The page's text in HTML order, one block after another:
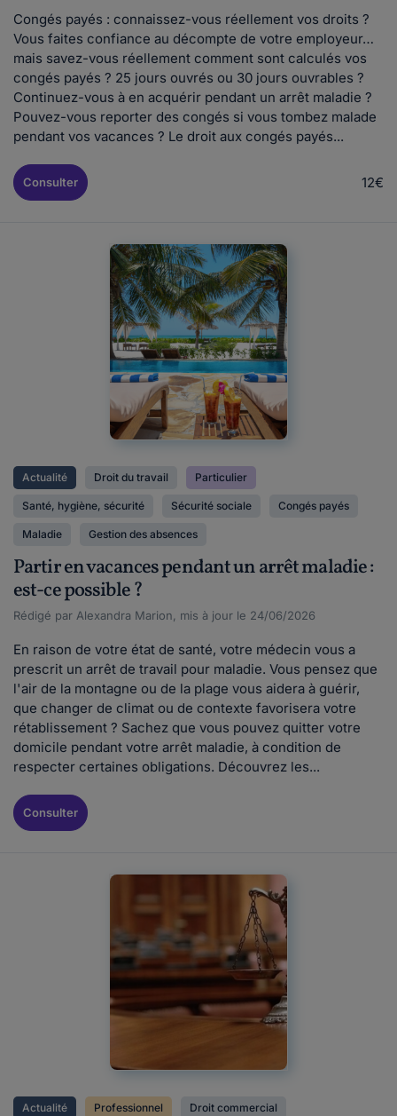
Congés payés : connaissez-vous réellement vos droits ?
Vous faites confiance au décompte de votre employeur…
mais savez-vous réellement comment sont calculés vos
congés payés ? 25 jours ouvrés ou 30 jours ouvrables ?
Continuez-vous à en acquérir pendant un arrêt maladie ?
Pouvez-vous reporter des congés si vous tombez malade
pendant vos vacances ? Le droit aux congés payés...
Consulter 12€
Actualité Droit du travail Particulier
Santé, hygiène, sécurité Sécurité sociale Congés payés
Maladie Gestion des absences
Partir en vacances pendant un arrêt maladie :
est-ce possible ?
Rédigé par Alexandra Marion, mis à jour le 24/06/2026
En raison de votre état de santé, votre médecin vous a
prescrit un arrêt de travail pour maladie. Vous pensez que
l'air de la montagne ou de la plage vous aidera à guérir,
que changer de climat ou de contexte favorisera votre
rétablissement ? Sachez que vous pouvez quitter votre
domicile pendant votre arrêt maladie, à condition de
respecter certaines obligations. Découvrez les...
Consulter
Actualité Professionnel Droit commercial